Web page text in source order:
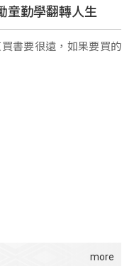
童勤學翻轉人生
書要很遠，如果要買的